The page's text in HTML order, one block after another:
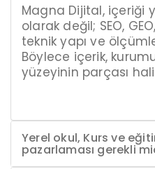
Magna Dijital, içeriği
olarak değil; SEO,
teknik yapı ve
Böylece içerik,
yüzeyinin parçası
Yerel okul, Kurs ve
pazarlaması gerekli